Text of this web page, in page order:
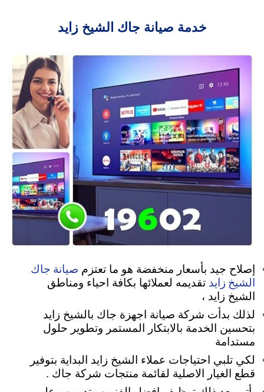
خدمة صيانة جاك الشيخ زايد
إصلاح جيد بأسعار منخفضة هو ما تعتزم صيانة جاك
الشيخ زايد تقديمه لعملائها بكافة احياء ومناطق
الشيخ زايد ،
لذلك بدأت شركة صيانة اجهزة جاك بالشيخ زايد
بتحسين الخدمة بالابتكار المستمر وتطوير حلول
مستدامة
لكي تلبي احتياجات عملاء الشيخ زايد البداية بتوفير
قطع الغيار الاصلية لقائمة منتجات شركة جاك .